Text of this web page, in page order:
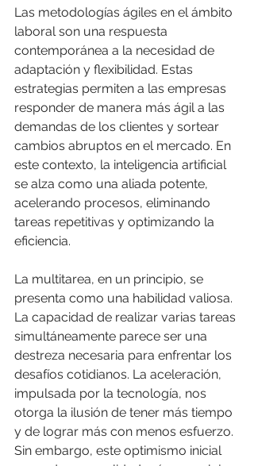
Las metodologías ágiles en el ámbito
laboral son una respuesta
contemporánea a la necesidad de
adaptación y flexibilidad. Estas
estrategias permiten a las empresas
responder de manera más ágil a las
demandas de los clientes y sortear
cambios abruptos en el mercado. En
este contexto, la inteligencia artificial
se alza como una aliada potente,
acelerando procesos, eliminando
tareas repetitivas y optimizando la
eficiencia.
La multitarea, en un principio, se
presenta como una habilidad valiosa.
La capacidad de realizar varias tareas
simultáneamente parece ser una
destreza necesaria para enfrentar los
desafíos cotidianos. La aceleración,
impulsada por la tecnología, nos
otorga la ilusión de tener más tiempo
y de lograr más con menos esfuerzo.
Sin embargo, este optimismo inicial